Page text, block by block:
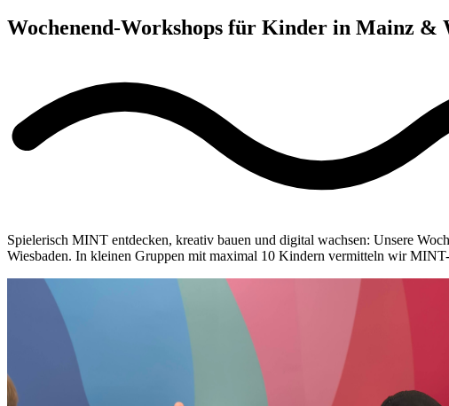
Wochenend-Workshops für Kinder in Mainz &
Spielerisch MINT entdecken, kreativ bauen und digital wachsen: Unsere
Wiesbaden. In kleinen Gruppen mit maximal 10 Kindern vermitteln wir